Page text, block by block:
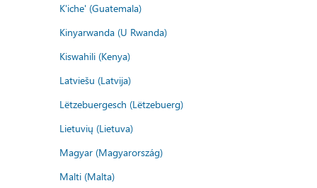
K'iche' (Guatemala)
Kinyarwanda (U Rwanda)
Kiswahili (Kenya)
Latviešu (Latvija)
Lëtzebuergesch (Lëtzebuerg)
Lietuvių (Lietuva)
Magyar (Magyarország)
Malti (Malta)